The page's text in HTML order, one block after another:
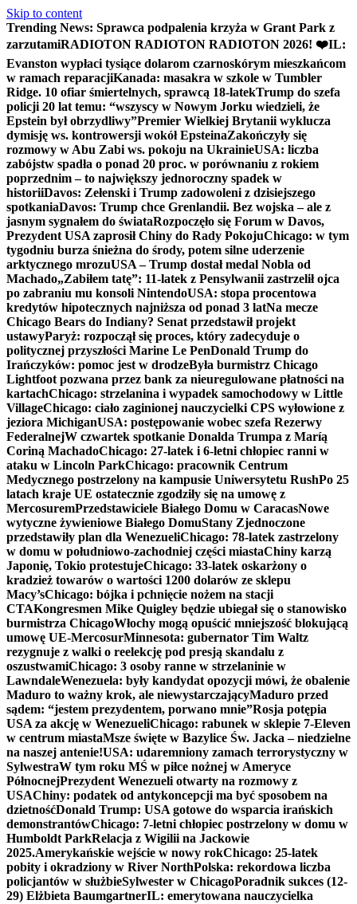
Skip to content
Trending News: Sprawca podpalenia krzyża w Grant Park z
zarzutamiRADIOTON RADIOTON RADIOTON 2026! ❤️IL:
Evanston wypłaci tysiące dolarom czarnoskórym mieszkańcom
w ramach reparacjiKanada: masakra w szkole w Tumbler
Ridge. 10 ofiar śmiertelnych, sprawcą 18-latekTrump do szefa
policji 20 lat temu: “wszyscy w Nowym Jorku wiedzieli, że
Epstein był obrzydliwy”Premier Wielkiej Brytanii wyklucza
dymisję ws. kontrowersji wokół EpsteinaZakończyły się
rozmowy w Abu Zabi ws. pokoju na UkrainieUSA: liczba
zabójstw spadła o ponad 20 proc. w porównaniu z rokiem
poprzednim – to największy jednoroczny spadek w
historiiDavos: Zełenski i Trump zadowoleni z dzisiejszego
spotkaniaDavos: Trump chce Grenlandii. Bez wojska – ale z
jasnym sygnałem do świataRozpoczęło się Forum w Davos,
Prezydent USA zaprosił Chiny do Rady PokojuChicago: w tym
tygodniu burza śnieżna do środy, potem silne uderzenie
arktycznego mrozuUSA – Trump dostał medal Nobla od
Machado„Zabiłem tatę”: 11-latek z Pensylwanii zastrzelił ojca
po zabraniu mu konsoli NintendoUSA: stopa procentowa
kredytów hipotecznych najniższa od ponad 3 latNa mecze
Chicago Bears do Indiany? Senat przedstawił projekt
ustawyParyż: rozpoczął się proces, który zadecyduje o
politycznej przyszłości Marine Le PenDonald Trump do
Irańczyków: pomoc jest w drodzeByła burmistrz Chicago
Lightfoot pozwana przez bank za nieuregulowane płatności na
kartachChicago: strzelanina i wypadek samochodowy w Little
VillageChicago: ciało zaginionej nauczycielki CPS wyłowione z
jeziora MichiganUSA: postępowanie wobec szefa Rezerwy
FederalnejW czwartek spotkanie Donalda Trumpa z Maríą
Coriną MachadoChicago: 27-latek i 6-letni chłopiec ranni w
ataku w Lincoln ParkChicago: pracownik Centrum
Medycznego postrzelony na kampusie Uniwersytetu RushPo 25
latach kraje UE ostatecznie zgodziły się na umowę z
MercosuremPrzedstawiciele Białego Domu w CaracasNowe
wytyczne żywieniowe Białego DomuStany Zjednoczone
przedstawiły plan dla WenezueliChicago: 78-latek zastrzelony
w domu w południowo-zachodniej części miastaChiny karzą
Japonię, Tokio protestujeChicago: 33-latek oskarżony o
kradzież towarów o wartości 1200 dolarów ze sklepu
Macy’sChicago: bójka i pchnięcie nożem na stacji
CTAKongresmen Mike Quigley będzie ubiegał się o stanowisko
burmistrza ChicagoWłochy mogą opuścić mniejszość blokującą
umowę UE-MercosurMinnesota: gubernator Tim Waltz
rezygnuje z walki o reelekcję pod presją skandalu z
oszustwamiChicago: 3 osoby ranne w strzelaninie w
LawndaleWenezuela: były kandydat opozycji mówi, że obalenie
Maduro to ważny krok, ale niewystarczającyMaduro przed
sądem: “jestem prezydentem, porwano mnie”Rosja potępia
USA za akcję w WenezueliChicago: rabunek w sklepie 7-Eleven
w centrum miastaMsze święte w Bazylice Św. Jacka – niedzielne
na naszej antenie!USA: udaremniony zamach terrorystyczny w
SylwestraW tym roku MŚ w piłce nożnej w Ameryce
PółnocnejPrezydent Wenezueli otwarty na rozmowy z
USAChiny: podatek od antykoncepcji ma być sposobem na
dzietnośćDonald Trump: USA gotowe do wsparcia irańskich
demonstrantówChicago: 7-letni chłopiec postrzelony w domu w
Humboldt ParkRelacja z Wigilii na Jackowie
2025.Amerykańskie wejście w nowy rokChicago: 25-latek
pobity i okradziony w River NorthPolska: rekordowa liczba
policjantów w służbieSylwester w ChicagoPoradnik sukces (12-
29) Elżbieta BaumgartnerIL: emerytowana nauczycielka